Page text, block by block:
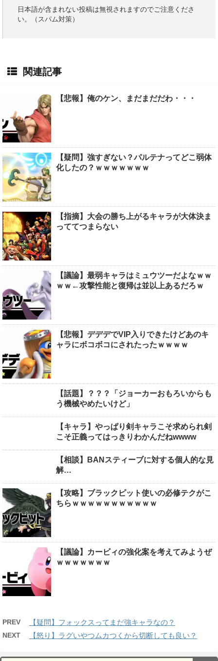
日本語が含まれない投稿は無視されますのでご注意くださ
い。（スパム対策）
関連記事
【悲報】俺のケン、まだまだだわ・・・
【疑問】強すぎない？パルテナってどこ弱体
化したの？ｗｗｗｗｗｗｗ
【指摘】大会の勝ち上がるキャラが大体決ま
っててつまらない
【議論】最弱キャラはミュウツーだよなｗｗ
ｗｗ←攻撃性能と復帰は並以上あるだろｗ
【悲報】デデデでVIP入りできたけどあのキ
ャラにボコボコにされたったｗｗｗｗ
【話題】？？？「ジョーカーおもろいからも
う機械やめたいけど」
【キャラ】やっぱり剣キャラこそ求められ剣
こそ正義ってはっきりわかんだねwwww
【相談】BANスティーブに対する個人的な見
解…
【攻略】ブラックピット使いの必修テクがこ
ちらｗｗｗｗｗｗｗｗｗｗｗ
【議論】カービィの強化案を考えてみようぜ
ｗｗｗｗｗｗｗ
PREV 【疑問】フォックスってまだ強キャラなの？
NEXT 【怒り】ラグいやつムカつくから切断しても良い？